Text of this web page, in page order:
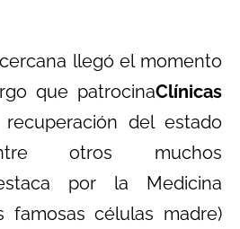
llegó el momento
que patrocinaClínicas
del estado
otros muchos
por la Medicina
famosas células madre)